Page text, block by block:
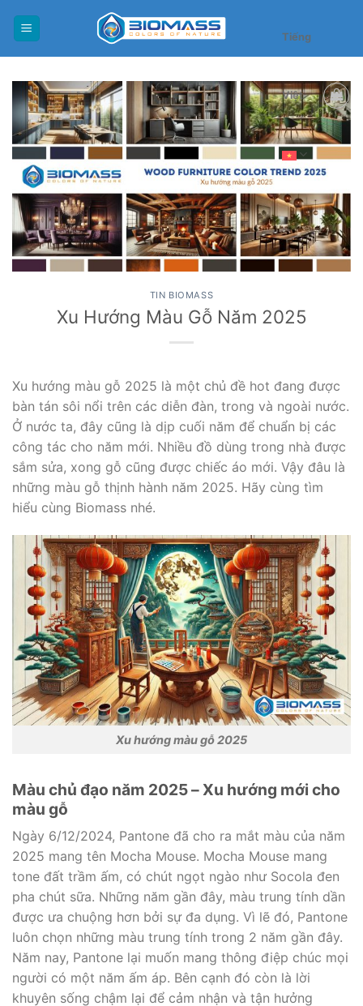
Tiếng
Việt
TIN BIOMASS
Xu Hướng Màu Gỗ Năm 2025
Xu hướng màu gỗ 2025 là một chủ đề hot đang được
bàn tán sôi nổi trên các diễn đàn, trong và ngoài nước.
Ở nước ta, đây cũng là dịp cuối năm để chuẩn bị các
công tác cho năm mới. Nhiều đồ dùng trong nhà được
sắm sửa, xong gỗ cũng được chiếc áo mới. Vậy đâu là
những màu gỗ thịnh hành năm 2025. Hãy cùng tìm
hiểu cùng Biomass nhé.
Xu hướng màu gỗ 2025
Màu chủ đạo năm 2025 – Xu hướng mới cho
màu gỗ
Ngày 6/12/2024, Pantone đã cho ra mắt màu của năm
2025 mang tên Mocha Mouse. Mocha Mouse mang
tone đất trầm ấm, có chút ngọt ngào như Socola đen
pha chút sữa. Những năm gần đây, màu trung tính dần
được ưa chuộng hơn bởi sự đa dụng. Vì lẽ đó, Pantone
luôn chọn những màu trung tính trong 2 năm gần đây.
Năm nay, Pantone lại muốn mang thông điệp chúc mọi
người có một năm ấm áp. Bên cạnh đó còn là lời
khuyên sống chậm lại để cảm nhận và tận hưởng